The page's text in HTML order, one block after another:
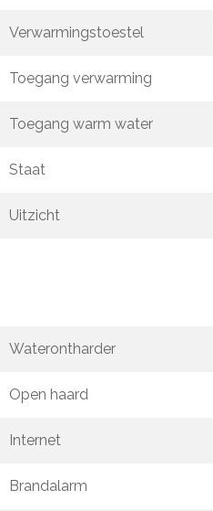
Verwarmingstoestel
Toegang verwarming
Toegang warm water
Staat
Uitzicht
Waterontharder
Open haard
Internet
Brandalarm